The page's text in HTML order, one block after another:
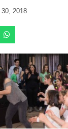
30, 2018